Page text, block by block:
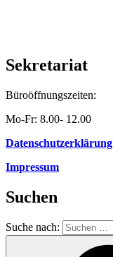
Sekretariat
Büroöffnungszeiten:
Mo-Fr: 8.00- 12.00
Datenschutzerklärung
Impressum
Suchen
Suche nach: